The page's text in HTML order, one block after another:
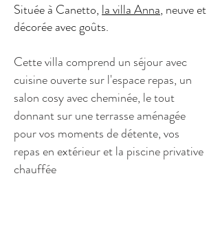
Située à Canetto, la villa Anna, neuve et
décorée avec goûts.
Cette villa comprend un séjour avec
cuisine ouverte sur l'espace repas, un
salon cosy avec cheminée, le tout
donnant sur une terrasse aménagée
pour vos moments de détente, vos
repas en extérieur et la piscine privative
chauffée